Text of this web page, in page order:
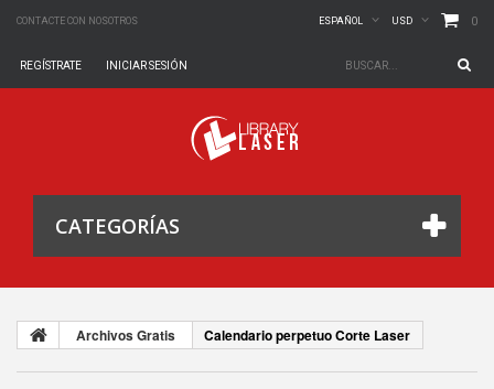
CONTACTE CON NOSOTROS 0
USD
ESPAÑOL
INICIAR SESIÓN
REGÍSTRATE
CATEGORÍAS
Archivos Gratis Calendario perpetuo Corte Laser